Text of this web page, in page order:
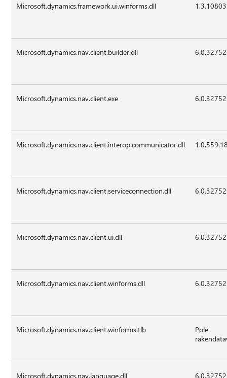
Microsoft.dynamics.framework.ui.winforms.dll
Microsoft.dynamics.nav.client.builder.dll
Microsoft.dynamics.nav.client.exe
Microsoft.dynamics.nav.client.interop.communicator.dll
Microsoft.dynamics.nav.client.serviceconnection.dll
Microsoft.dynamics.nav.client.ui.dll
Microsoft.dynamics.nav.client.winforms.dll
Microsoft.dynamics.nav.client.winforms.tlb
Pole
Microsoft.dynamics.nav.language.dll